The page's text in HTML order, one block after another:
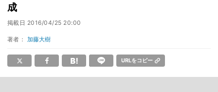
成
掲載日 2016/04/25 20:00
著者： 加藤大樹
URLをコピー